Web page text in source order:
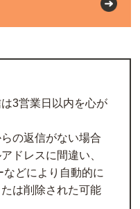
3営業日以内を心が
の返信がない場合
ドレスに間違い、
どにより自動的に
は削除された可能